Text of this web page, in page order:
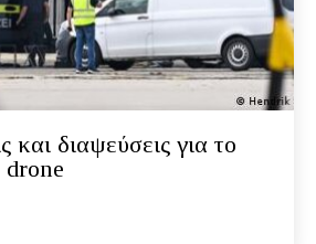
και διαψεύσεις για το
drone